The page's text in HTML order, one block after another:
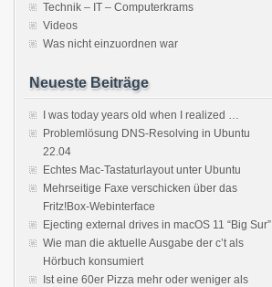
Technik – IT – Computerkrams
Videos
Was nicht einzuordnen war
Neueste Beiträge
I was today years old when I realized …
Problemlösung DNS-Resolving in Ubuntu
22.04
Echtes Mac-Tastaturlayout unter Ubuntu
Mehrseitige Faxe verschicken über das
Fritz!Box-Webinterface
Ejecting external drives in macOS 11 “Big Sur”
Wie man die aktuelle Ausgabe der c’t als
Hörbuch konsumiert
Ist eine 60er Pizza mehr oder weniger als